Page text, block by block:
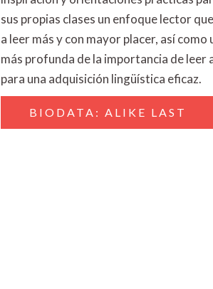
sus propias clases un enfoque lector
a leer más y con mayor placer, así como
más profunda de la importancia de leer
para una adquisición lingüística eficaz.
BIODATA: ALIKE LAST